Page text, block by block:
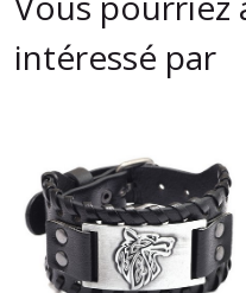
intéressé par